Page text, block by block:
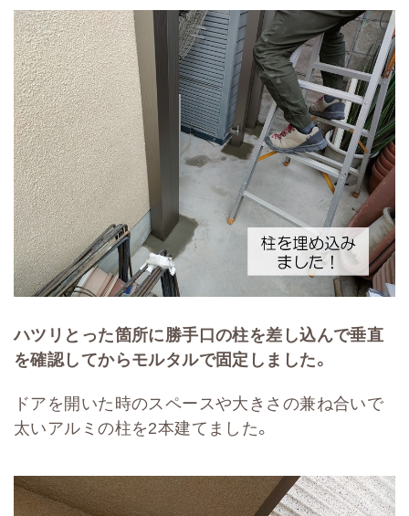
ハツリとった箇所に勝手口の柱を差し込んで垂直
を確認してからモルタルで固定しました。
ドアを開いた時のスペースや大きさの兼ね合いで
太いアルミの柱を2本建てました。